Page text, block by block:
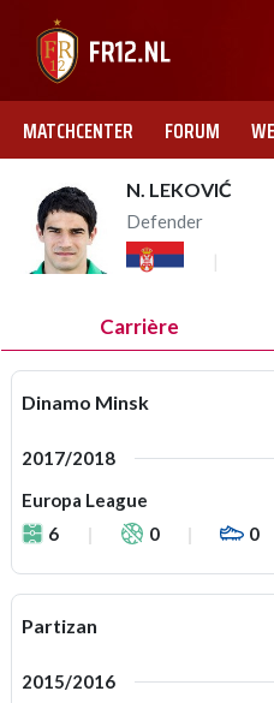
MATCHCENTER FORUM
N. LEKOVIĆ
Defender
Carrière
Dinamo Minsk
2017/2018
Europa League
6
0 0
Partizan
2015/2016